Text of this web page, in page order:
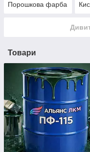
Порошкова фарба
Товари